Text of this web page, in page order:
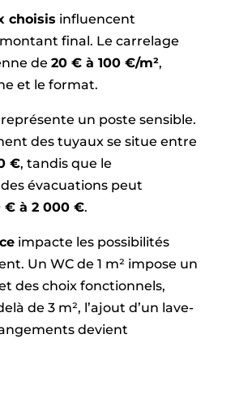
choisis influencent
final. Le carrelage
de 20 € à 100 €/m²,
et le format.
un poste sensible.
des tuyaux se situe entre
€, tandis que le
évacuations peut
€ à 2 000 €.
impacte les possibilités
Un WC de 1 m² impose un
des choix fonctionnels,
de 3 m², l’ajout d’un lave-
devient